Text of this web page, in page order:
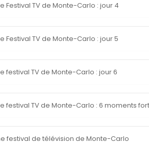
Festival TV de Monte-Carlo : jour 4
Festival TV de Monte-Carlo : jour 5
festival TV de Monte-Carlo : jour 6
festival TV de Monte-Carlo : 6 moments
festival de télévision de Monte-Carlo